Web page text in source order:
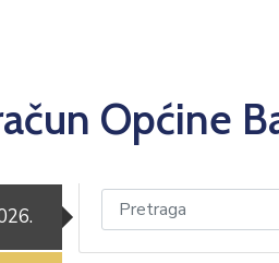
Općine